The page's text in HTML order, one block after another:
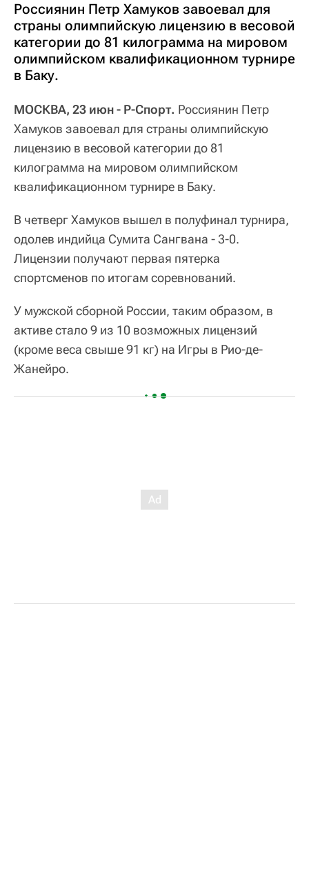
Россиянин Петр Хамуков завоевал для
страны олимпийскую лицензию в весовой
категории до 81 килограмма на мировом
олимпийском квалификационном турнире
в Баку.
МОСКВА, 23 июн - Р-Спорт. Россиянин Петр
Хамуков завоевал для страны олимпийскую
лицензию в весовой категории до 81
килограмма на мировом олимпийском
квалификационном турнире в Баку.
В четверг Хамуков вышел в полуфинал турнира,
одолев индийца Сумита Сангвана - 3-0.
Лицензии получают первая пятерка
спортсменов по итогам соревнований.
У мужской сборной России, таким образом, в
активе стало 9 из 10 возможных лицензий
(кроме веса свыше 91 кг) на Игры в Рио-де-
Жанейро.